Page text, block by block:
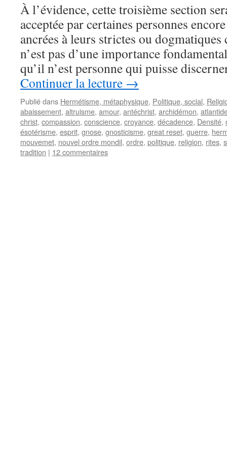
À l’évidence, cette troisième section
acceptée par certaines personnes
ancrées à leurs strictes ou
n’est pas d’une importance
qu’il n’est personne qui puisse
Continuer la lecture →
Publié dans Hermétisme, métaphysique, Politique, social,
abaissement, altruisme, amour, antéchrist, archidémon,
christ, compassion, conscience, croyance, décadence, Densité,
ésotérisme, esprit, gnose, gnosticisme, great reset, guerre,
mouvemet, nouvel ordre mondil, ordre, politique, religion, rites,
tradition | 12 commentaires